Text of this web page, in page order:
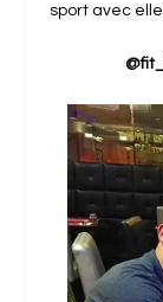
sport avec